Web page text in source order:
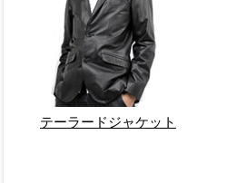
テーラードジャケット